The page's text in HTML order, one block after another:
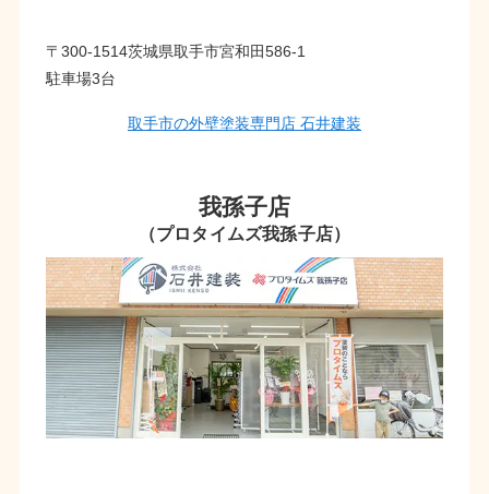
〒300-1514茨城県取手市宮和田586-1
駐車場3台
取手市の外壁塗装専門店 石井建装
我孫子店
（プロタイムズ我孫子店）